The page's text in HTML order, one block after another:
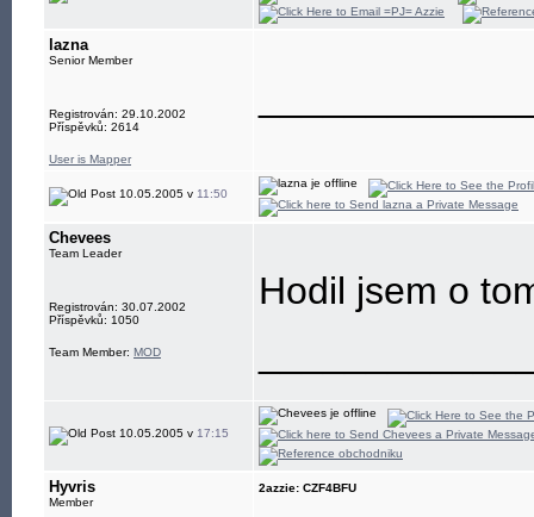
lazna
Senior Member
Registrován: 29.10.2002
Příspěvků: 2614
User is Mapper
10.05.2005 v 11:50
Chevees
Team Leader
Registrován: 30.07.2002
Příspěvků: 1050
Team Member: MOD
Hodil jsem o
10.05.2005 v 17:15
Hyvris
Member
2azzie: CZF4BFU